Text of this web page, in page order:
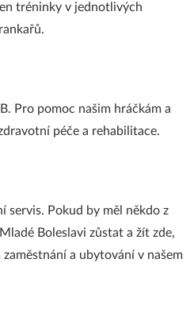
tréninky v jednotlivých
Pro pomoc našim hráčkám a
péče a rehabilitace.
servis. Pokud by měl někdo z
Boleslavi zůstat a žít zde,
a ubytování v našem